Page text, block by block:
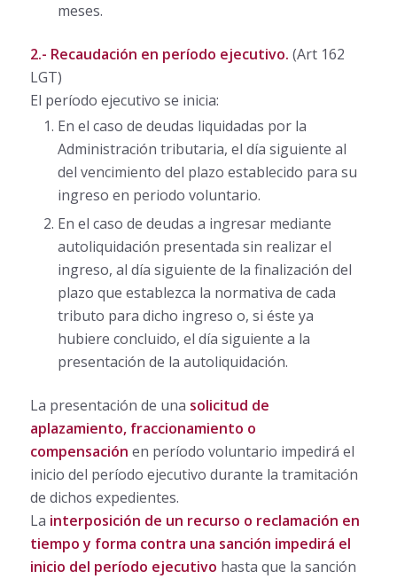
meses.
2.- Recaudación en período ejecutivo. (Art 162
LGT)
El período ejecutivo se inicia:
En el caso de deudas liquidadas por la
Administración tributaria, el día siguiente al
del vencimiento del plazo establecido para su
ingreso en periodo voluntario.
En el caso de deudas a ingresar mediante
autoliquidación presentada sin realizar el
ingreso, al día siguiente de la finalización del
plazo que establezca la normativa de cada
tributo para dicho ingreso o, si éste ya
hubiere concluido, el día siguiente a la
presentación de la autoliquidación.
La presentación de una solicitud de
aplazamiento, fraccionamiento o
compensación en período voluntario impedirá el
inicio del período ejecutivo durante la tramitación
de dichos expedientes.
La interposición de un recurso o reclamación en
tiempo y forma contra una sanción impedirá el
inicio del período ejecutivo hasta que la sanción